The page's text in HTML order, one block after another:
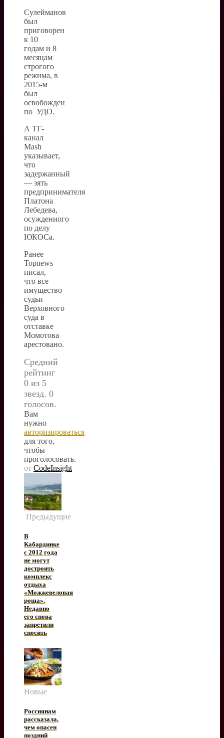
Сулейманов
был
приговорен
к 10
годам и 8
месяцам
строгого
режима, в
2015-м
был
освобожден
по УДО.
А ТГ-
канал
Mash
указывает,
что
задержанный
— зять
предпринимателя
Платона
Лебедева,
осужденного
по делу
ЮКОСа.
Ранее
Topnews
писал,
что все
имущество
судьи
Верховного
суда в
отставке
Момотова
арестовано.
Средний
рейтинг
0 из 5
звезд. 0
голосов.
Вам
нужно
авторизироваться
для того,
чтобы
проголосовать.
от CodeInsight
Предыдущие
В
Кабардинке
с 2012 года
не могут
достроить
комплекс
отдыха
«Можжевеловая
роща».
Недавно
его снова
запретили
сносить
Новые
Россиянам
рассказала,
чем опасен
поздний